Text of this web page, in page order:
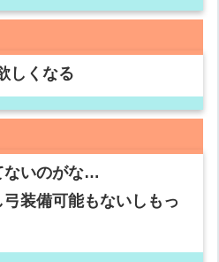
しくなる
ないのがな…
装備可能もないしもっ